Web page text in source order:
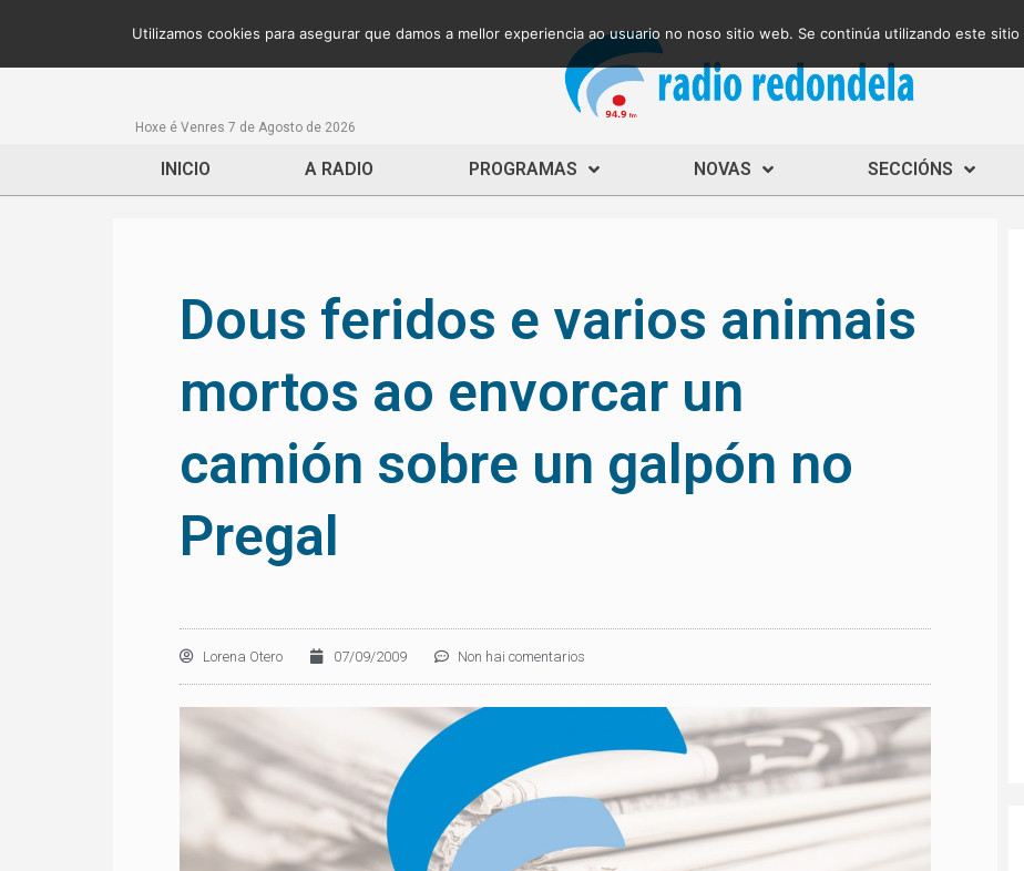
Hoxe é Venres 7 de Agosto de 2026
INICIO A RADIO PROGRAMAS NOVAS SECCIÓNS
Dous feridos e varios animais
mortos ao envorcar un
camión sobre un galpón no
Pregal
Lorena Otero 07/09/2009 Non hai comentarios
Utilizamos cookies para asegurar que damos a mellor experiencia ao usuario no noso sitio web. Se continúa utilizando este